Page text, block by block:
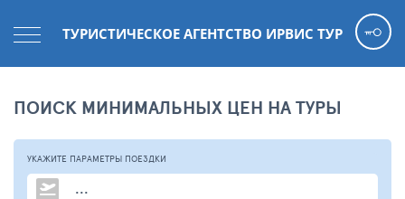
ТУРИСТИЧЕСКОЕ АГЕНТСТВО ИРВИС ТУР
ПОИСК МИНИМАЛЬНЫХ ЦЕН НА ТУРЫ
УКАЖИТЕ ПАРАМЕТРЫ ПОЕЗДКИ
...